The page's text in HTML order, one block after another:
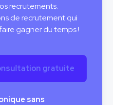
recrutements.
de recrutement qui
gagner du temps !
gratuite
sans